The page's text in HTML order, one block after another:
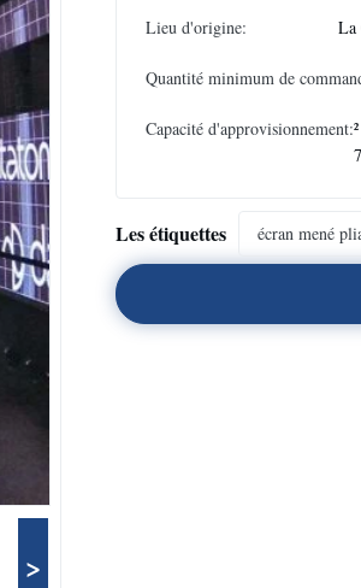
>
Lieu d'origine: La
Quantité minimum de
Capacité d'approvisionnement:
Les étiquettes écran mené